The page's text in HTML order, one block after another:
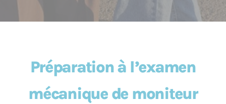
Préparation à l’examen
mécanique de moniteur